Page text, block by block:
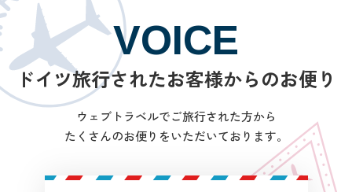
VOICE
ドイツ旅行されたお客様からのお便り
ウェブトラベルでご旅行された方から
たくさんのお便りをいただいております。